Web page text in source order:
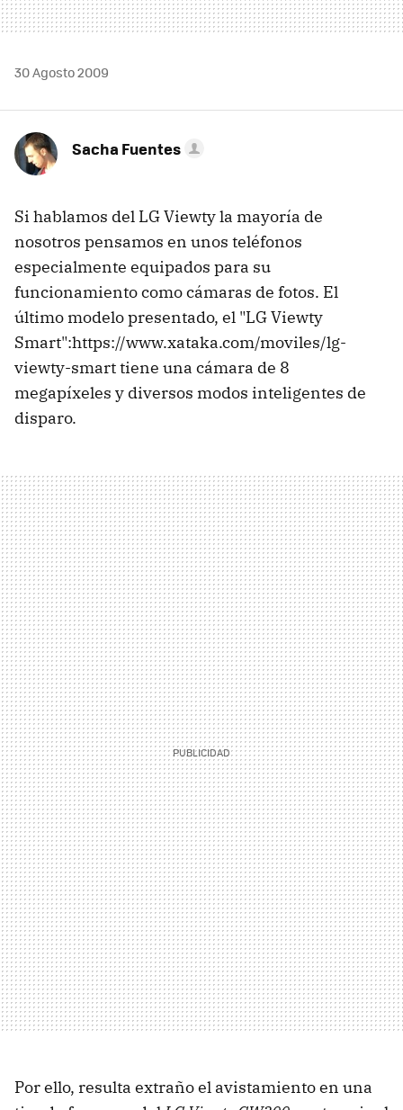
30 Agosto 2009
Sacha Fuentes
Si hablamos del LG Viewty la mayoría de
nosotros pensamos en unos teléfonos
especialmente equipados para su
funcionamiento como cámaras de fotos. El
último modelo presentado, el "LG Viewty
Smart":https://www.xataka.com/moviles/lg-
viewty-smart tiene una cámara de 8
megapíxeles y diversos modos inteligentes de
disparo.
Por ello, resulta extraño el avistamiento en una